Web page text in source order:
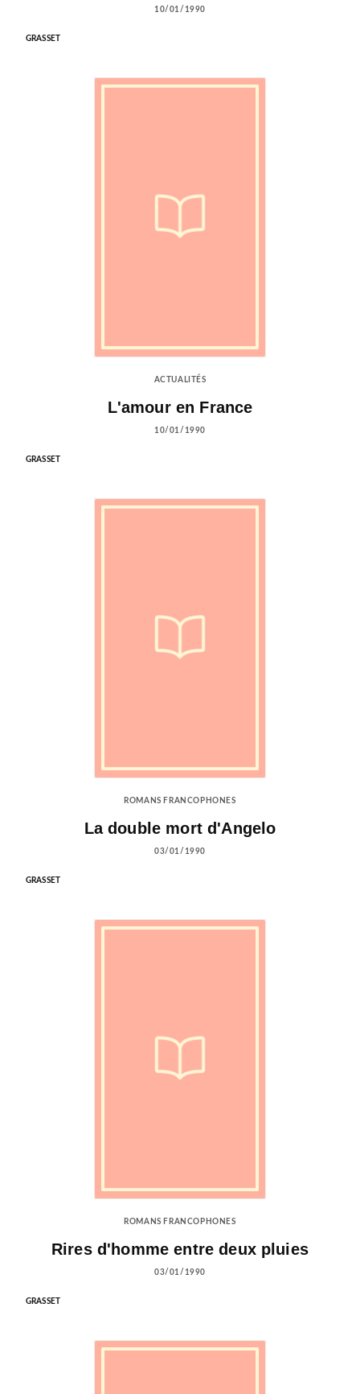
10/01/1990
GRASSET
ACTUALITÉS
L'amour en France
10/01/1990
GRASSET
ROMANS FRANCOPHONES
La double mort d'Angelo
03/01/1990
GRASSET
ROMANS FRANCOPHONES
Rires d'homme entre deux pluies
03/01/1990
GRASSET